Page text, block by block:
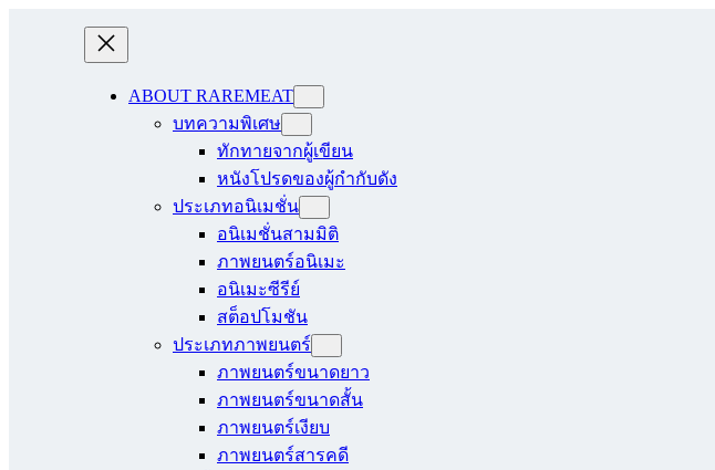
ABOUT RAREMEAT
บทความพิเศษ
ทักทายจากผู้เขียน
หนังโปรดของผู้กำกับดัง
ประเภทอนิเมชั่น
อนิเมชั่นสามมิติ
ภาพยนตร์อนิเมะ
อนิเมะซีรีย์
สต็อปโมชัน
ประเภทภาพยนตร์
ภาพยนตร์ขนาดยาว
ภาพยนตร์ขนาดสั้น
ภาพยนตร์เงียบ
ภาพยนตร์สารคดี